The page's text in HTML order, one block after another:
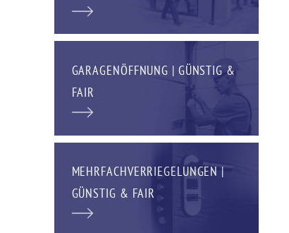
GARAGENÖFFNUNG | GÜNSTIG &
FAIR
MEHRFACHVERRIEGELUNGEN |
GÜNSTIG & FAIR